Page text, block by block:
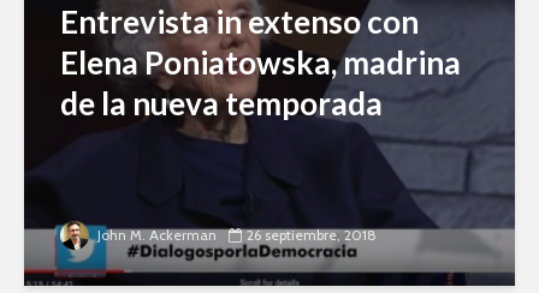
Entrevista in extenso con
Elena Poniatowska, madrina
de la nueva temporada
John M. Ackerman 26 septiembre, 2018